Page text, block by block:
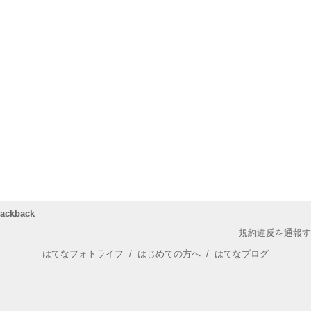
規約違反を通報
はてなフォトライフ / はじめての方へ / はてなブログ